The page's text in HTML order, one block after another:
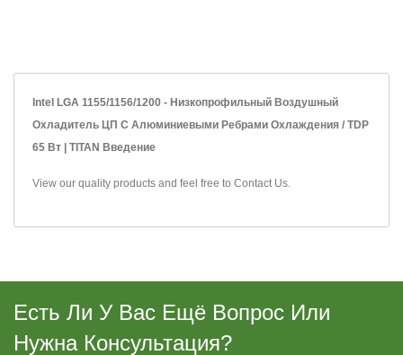
Intel LGA 1155/1156/1200 - Низкопрофильный Воздушный
Охладитель ЦП С Алюминиевыми Ребрами Охлаждения / TDP
65 Вт | TITAN Введение
View our quality products and feel free to Contact Us.
Есть Ли У Вас Ещё Вопрос Или
Нужна Консультация?